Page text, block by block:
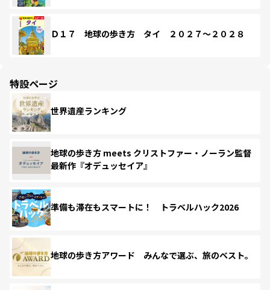
Ｄ１７ 地球の歩き方 タイ ２０２７～２０２８
特設ページ
世界遺産ランキング
地球の歩き方 meets クリストファー・ノーラン監督
最新作『オデュッセイア』
準備も滞在もスマートに！ トラベルハック2026
地球の歩き方アワード みんなで選ぶ、旅のベスト。